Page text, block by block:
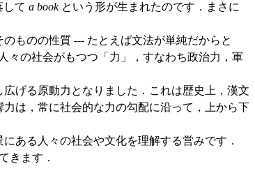
して a bookという形が生まれたのです．まさに
ものの性質 --- たとえば文法が単純だからと
々の社会がもつつ「力」，すなわち政治力，軍
げる原動力となりました．これは歴史上，漢文
は，常に社会的な力の勾配に沿って，上から下
ある人々の社会や文化を理解する営みです．
きます．